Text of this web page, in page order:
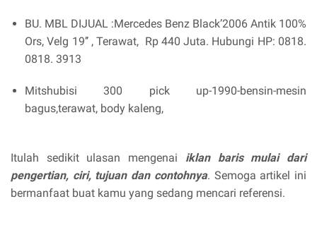
BU. MBL DIJUAL :Mercedes Benz Black’2006 Antik 100%
Ors, Velg 19’’ , Terawat, Rp 440 Juta. Hubungi HP: 0818.
0818. 3913
Mitshubisi 300 pick up-1990-bensin-mesin
bagus,terawat, body kaleng,
Itulah sedikit ulasan mengenai iklan baris mulai dari
pengertian, ciri, tujuan dan contohnya. Semoga artikel ini
bermanfaat buat kamu yang sedang mencari referensi.